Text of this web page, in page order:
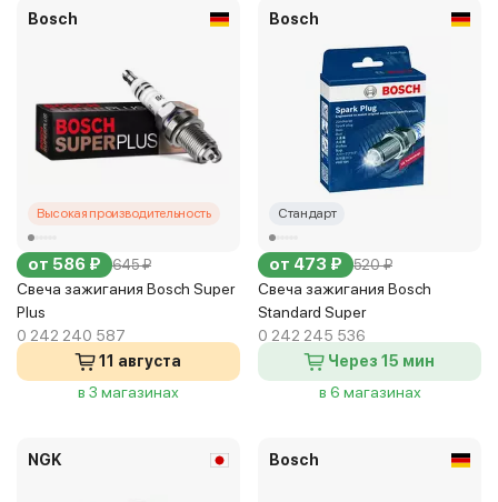
Bosch
Высокая производительность
от 586 ₽ 645 ₽
Свеча зажигания Bosch Super
Plus
0 242 240 587
11 августа
в 3 магазинах
Bosch
Стандарт
от 473 ₽ 520 ₽
Свеча зажигания Bosch
Standard Super
0 242 245 536
Через 15 мин
в 6 магазинах
NGK Bosch